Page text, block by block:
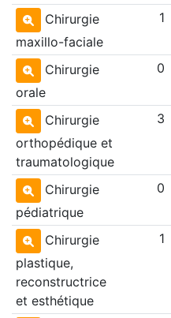
Chirurgie
maxillo-faciale
1
Chirurgie
orale
0
Chirurgie
orthopédique et
traumatologique
3
Chirurgie
pédiatrique
0
Chirurgie
plastique,
reconstructrice
et esthétique
1